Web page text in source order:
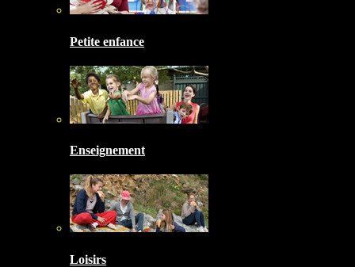
Petite enfance
Enseignement
Loisirs